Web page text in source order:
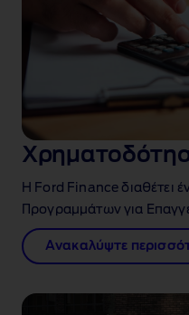
Η Ford Finance διαθέτει
Προγραμμάτων για
Ανακαλύψτε